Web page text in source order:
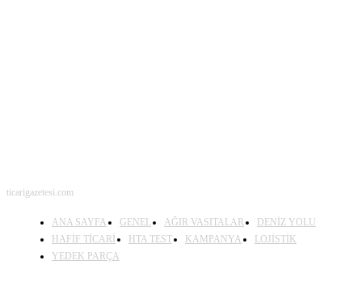
ticarigazetesi.com
ANA SAYFA GENEL AĞIR VASITALAR
DENİZ YOLU
HAFİF TİCARİ
HTA TEST KAMPANYA
LOJİSTİK
YEDEK PARÇA